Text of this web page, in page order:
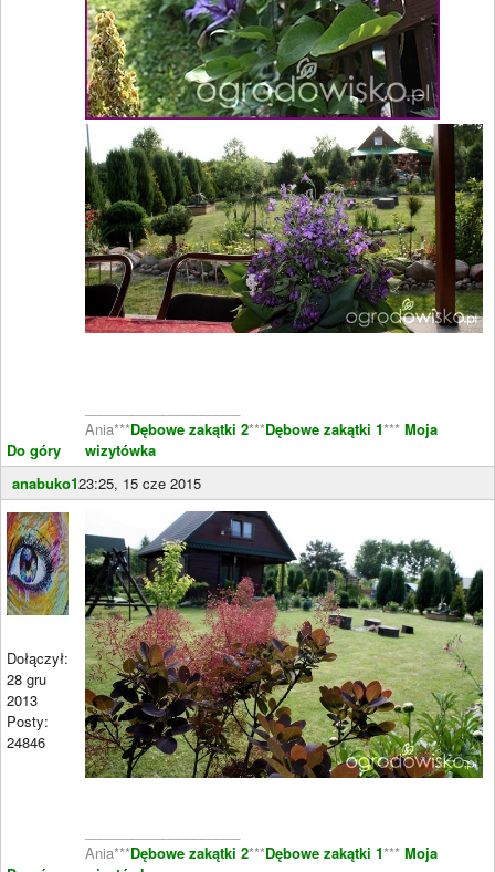
Do góry
Ania***Dębowe zakątki 2***Dębowe zakątki 1*** Moja
wizytówka
anabuko123:25, 15 cze 2015
Dołączył:
28 gru
2013
Posty:
24846
Ania***Dębowe zakątki 2***Dębowe zakątki 1*** Moja